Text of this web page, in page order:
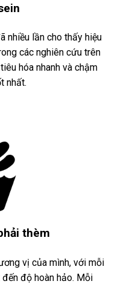
nhiều lần cho thấy hiệu
các nghiên cứu trên
hóa nhanh và chậm
nhất.
thèm
vị của mình, với mỗi
độ hoàn hảo. Mỗi